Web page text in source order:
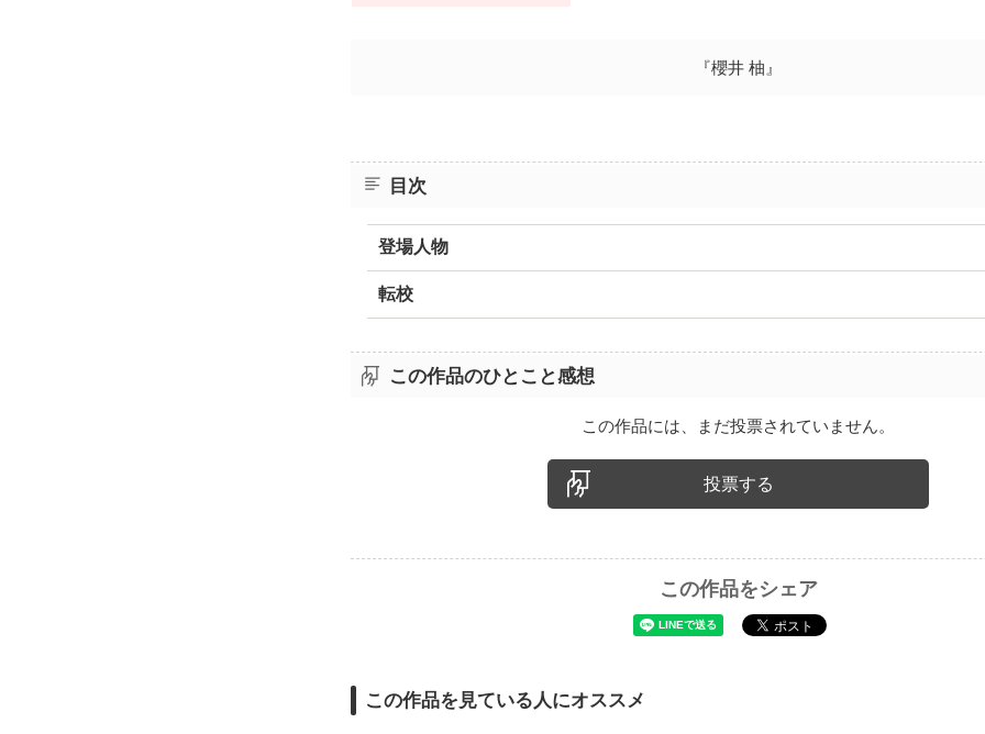
『櫻井 柚』
目次
登場人物
転校
この作品のひとこと感想
この作品には、まだ投票されていません。
投票する
この作品をシェア
この作品を見ている人にオススメ